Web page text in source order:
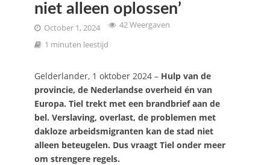
niet alleen oplossen’
October 1, 2024
42 Weergaven
1 minuten leestijd
Gelderlander, 1 oktober 2024 – Hulp van de
provincie, de Nederlandse overheid én van
Europa. Tiel trekt met een brandbrief aan de
bel. Verslaving, overlast, de problemen met
dakloze arbeidsmigranten kan de stad niet
alleen beteugelen. Dus vraagt Tiel onder meer
om strengere regels.